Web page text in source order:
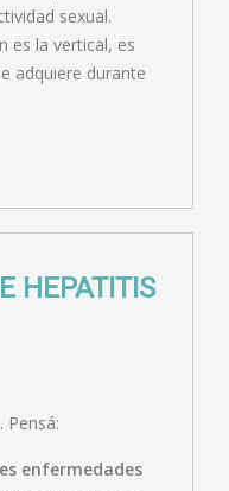
sexual.
es la vertical, es
adquiere durante
HEPATITIS
Pensá:
enfermedades